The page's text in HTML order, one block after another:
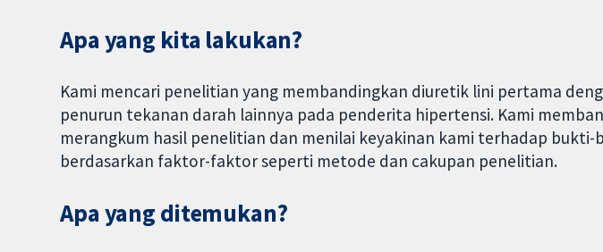
Apa yang kita lakukan?
Kami mencari penelitian yang membandingkan diuretik lini pertama
penurun tekanan darah lainnya pada penderita hipertensi. Kami
merangkum hasil penelitian dan menilai keyakinan kami terhadap
berdasarkan faktor-faktor seperti metode dan cakupan penelitian.
Apa yang ditemukan?